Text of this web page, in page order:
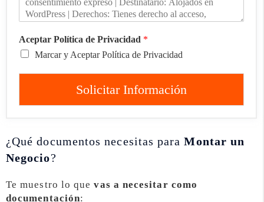
Aceptar Política de Privacidad *
Marcar y Aceptar Política de Privacidad
Solicitar Información
¿Qué documentos necesitas paraMontar un
Negocio?
Te muestro lo quevas a necesitar como
documentación: